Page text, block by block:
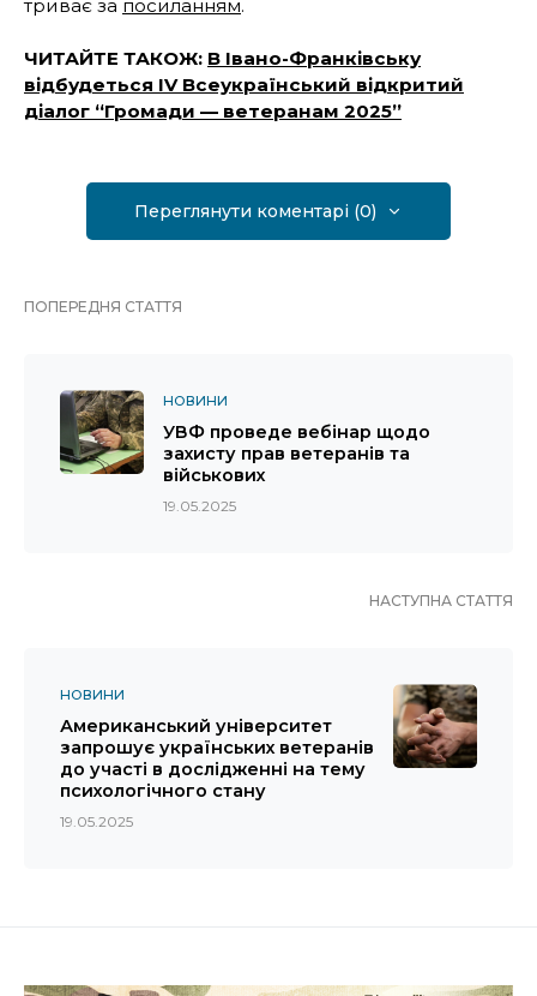
триває за посиланням.
ЧИТАЙТЕ ТАКОЖ: В Івано-Франківську
відбудеться IV Всеукраїнський відкритий
діалог “Громади — ветеранам 2025”
Переглянути коментарі (0)
ПОПЕРЕДНЯ СТАТТЯ
НОВИНИ
УВФ проведе вебінар щодо
захисту прав ветеранів та
військових
19.05.2025
НАСТУПНА СТАТТЯ
НОВИНИ
Американський університет
запрошує українських ветеранів
до участі в дослідженні на тему
психологічного стану
19.05.2025